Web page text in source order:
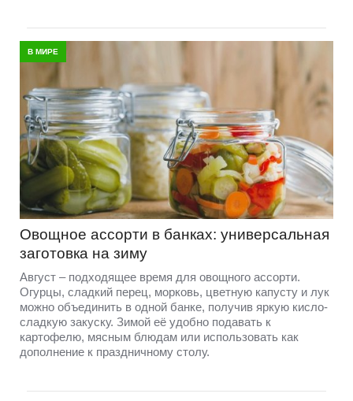
В МИРЕ
Овощное ассорти в банках: универсальная
заготовка на зиму
Август – подходящее время для овощного ассорти.
Огурцы, сладкий перец, морковь, цветную капусту и лук
можно объединить в одной банке, получив яркую кисло-
сладкую закуску. Зимой её удобно подавать к
картофелю, мясным блюдам или использовать как
дополнение к праздничному столу.